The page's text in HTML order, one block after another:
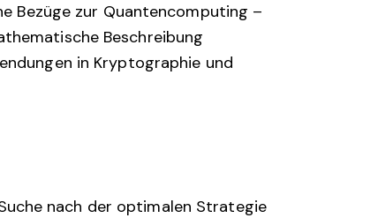
Bezüge zur Quantencomputing –
Beschreibung
in Kryptographie und
nach der optimalen Strategie